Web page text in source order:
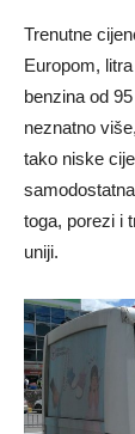
Trenutne
Europom,
benzina od
neznatno
tako niske
toga, porezi i
uniji.